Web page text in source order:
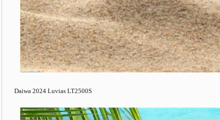
Daiwa 2024 Luvias LT2500S